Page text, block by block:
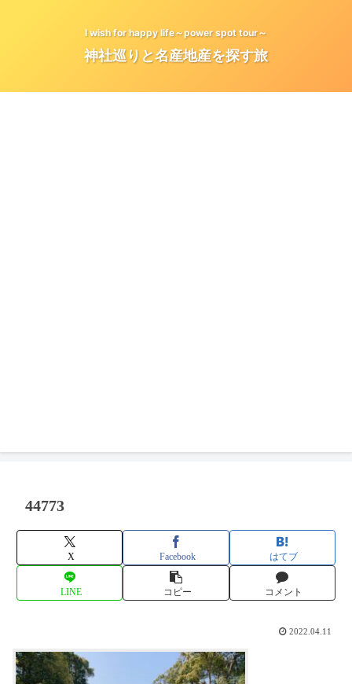
I wish for happy life～power spot tour～
神社巡りと名産地産を探す旅
44773
X Facebook はてブ
LINE コピー コメント
2022.04.11